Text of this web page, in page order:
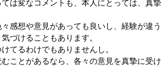
は変なコメントも、本人にとっては、真摯
感想や意見があっても良いし、経験が違う
づけることもあります。
てるわけでもありませんし。
ことがあるなら、各々の意見を真摯に受け